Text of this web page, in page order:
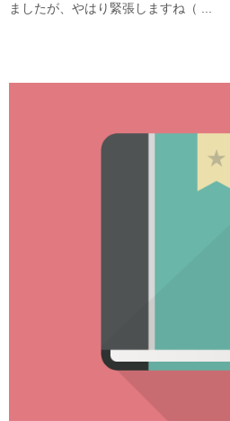
ましたが、やはり緊張しますね（ ...